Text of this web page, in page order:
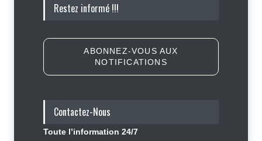
internes profitent-elles aux gangs
Affaire Jovenel Moïse : peur
Restez informé !!!
ABONNEZ-VOUS AUX
NOTIFICATIONS
Contactez-Nous
Toute l’information 24/7